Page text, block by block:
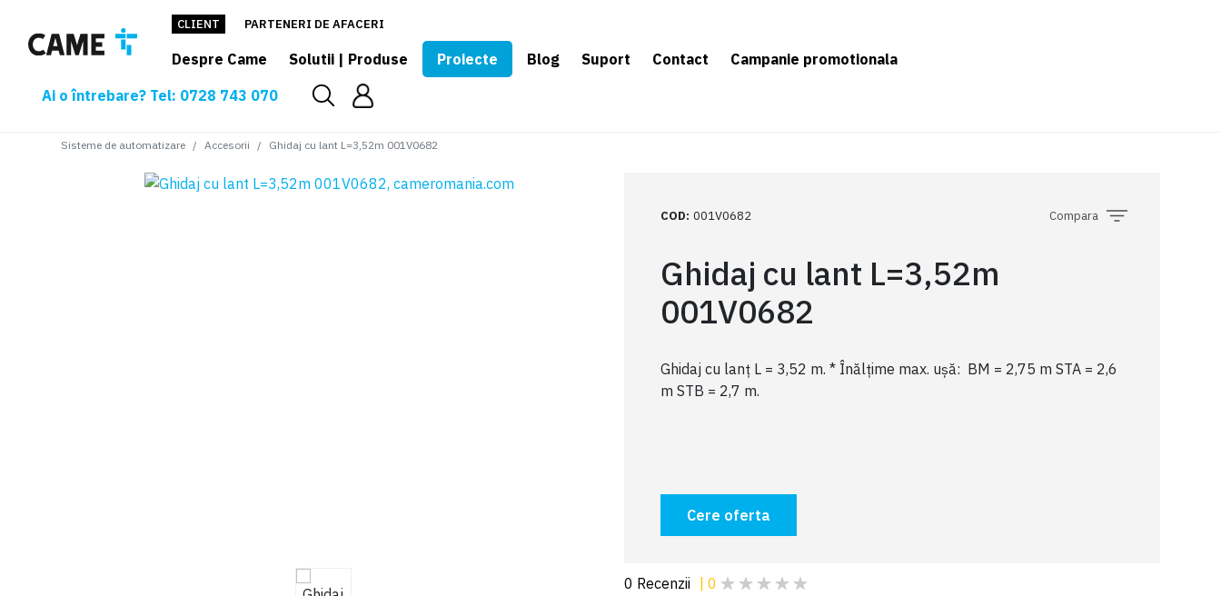
CLIENT PARTENERI DE AFACERI
Despre Came Solutii | Produse Proiecte Blog Suport Contact
Campanie promotionala
Ai o întrebare? Tel: 0728 743 070
Sisteme de automatizare Accesorii Ghidaj cu lant L=3,52m 001V0682
COD: 001V0682 Compara
Ghidaj cu lant L=3,52m
001V0682
Ghidaj cu lanț L = 3,52 m. * Înălțime max. ușă: BM = 2,75 m STA = 2,6
m STB = 2,7 m.
Cere oferta
0 Recenzii 0